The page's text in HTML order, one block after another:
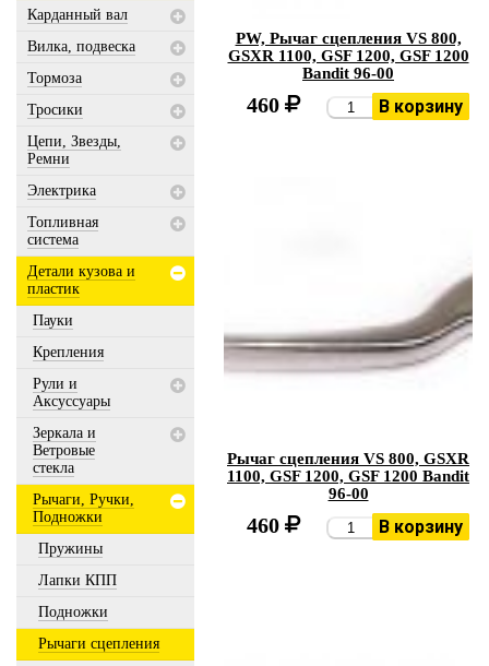
Карданный вал
Вилка, подвеска
Тормоза
Тросики
Цепи, Звезды,
Ремни
Электрика
Топливная
система
Детали кузова и
пластик
Пауки
Крепления
Рули и
Аксуссуары
Зеркала и
Ветровые
стекла
Рычаги, Ручки,
Подножки
Пружины
Лапки КПП
Подножки
Рычаги сцепления
PW, Рычаг сцепления VS 800,
GSXR 1100, GSF 1200, GSF 1200
Bandit 96-00
460 В корзину
Рычаг сцепления VS 800, GSXR
1100, GSF 1200, GSF 1200 Bandit
96-00
460 В корзину